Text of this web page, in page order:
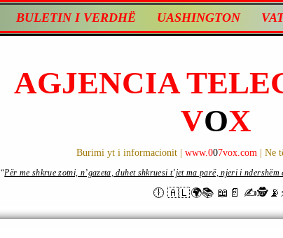
BULETIN I VERDHË UASHINGTON
AGJENCIA
VOX
Burimi yt i informacionit | www.007vox.com | Ne
🕕 🇦🇱🌍📚 📖📄
“Për me shkrue zotni, n’gazeta, duhet shkruesi t’jet ma parë, njeri i